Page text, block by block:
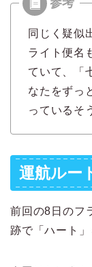
同じく疑似
ライト便名
ていて、「
なたをずっ
っているそ
運航ルー
前回の8日のフ
跡で「ハート」